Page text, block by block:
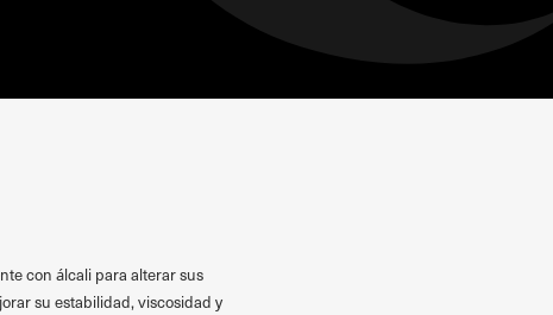
con álcali para alterar sus
su estabilidad, viscosidad y